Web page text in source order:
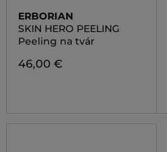
ERBORIAN
SKIN HERO PEELING
Peeling na tvár
46,00 €